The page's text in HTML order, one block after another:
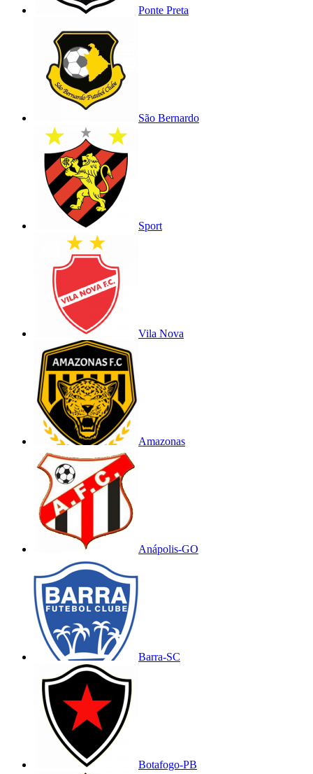
Ponte Preta
São Bernardo
Sport
Vila Nova
Amazonas
Anápolis-GO
Barra-SC
Botafogo-PB